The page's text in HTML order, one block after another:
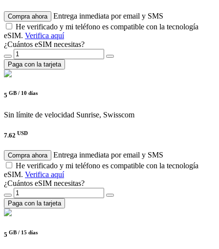
Compra ahora
Entrega inmediata por email y SMS
He verificado y mi teléfono es compatible con la tecnología
eSIM. Verifica aquí
¿Cuántos eSIM necesitas?
Paga con la tarjeta
5 GB / 10 días
Sin límite de velocidad Sunrise, Swisscom
7.62 USD
Compra ahora
Entrega inmediata por email y SMS
He verificado y mi teléfono es compatible con la tecnología
eSIM. Verifica aquí
¿Cuántos eSIM necesitas?
Paga con la tarjeta
5 GB / 15 días